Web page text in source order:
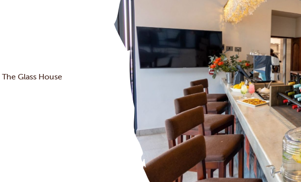
The Glass House